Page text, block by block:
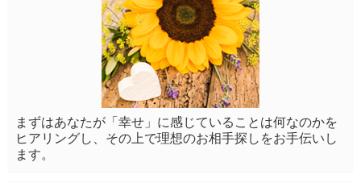
まずはあなたが「幸せ」に感じていることは何なのかを
ヒアリングし、その上で理想のお相手探しをお手伝いし
ます。